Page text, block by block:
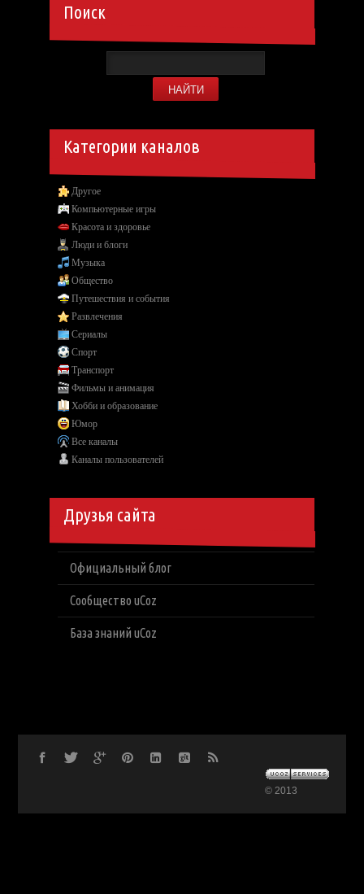
Поиск
Категории каналов
Другое
Компьютерные игры
Красота и здоровье
Люди и блоги
Музыка
Общество
Путешествия и события
Развлечения
Сериалы
Спорт
Транспорт
Фильмы и анимация
Хобби и образование
Юмор
Все каналы
Каналы пользователей
Друзья сайта
Официальный блог
Сообщество uCoz
База знаний uCoz
© 2013